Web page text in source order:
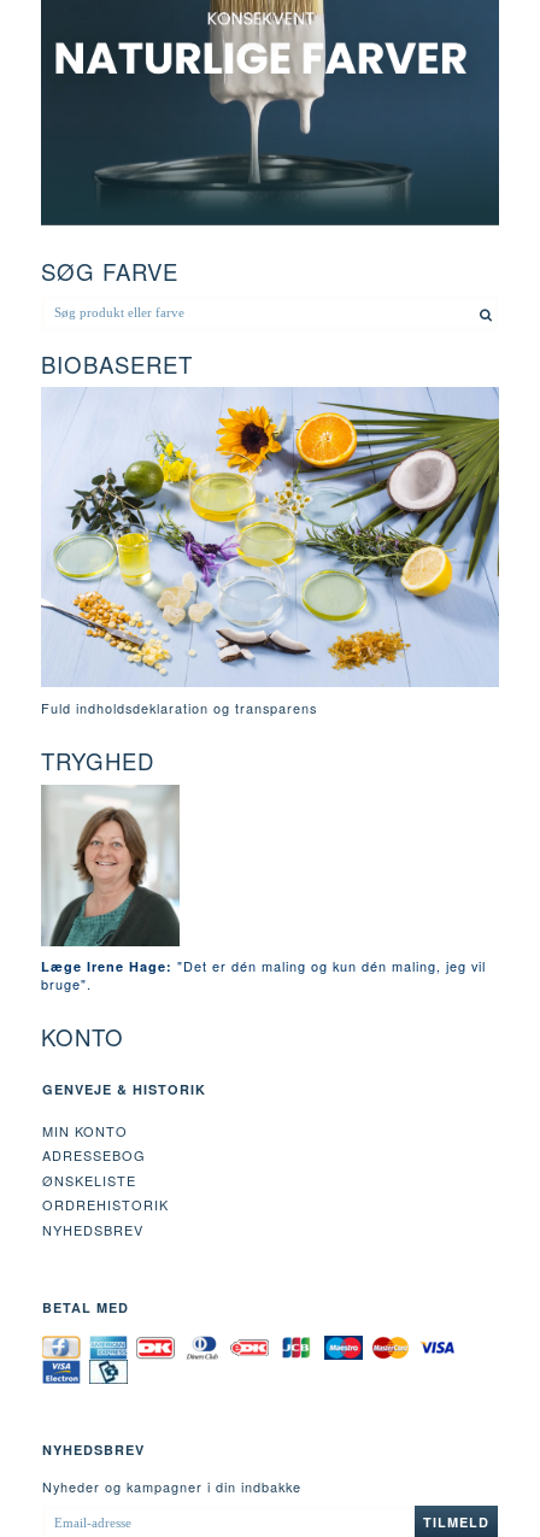
SØG FARVE
BIOBASERET
Fuld indholdsdeklaration og transparens
TRYGHED
Læge Irene Hage: "Det er dén maling og kun dén maling, jeg vil
bruge".
KONTO
GENVEJE & HISTORIK
MIN KONTO
ADRESSEBOG
ØNSKELISTE
ORDREHISTORIK
NYHEDSBREV
BETAL MED
NYHEDSBREV
Nyheder og kampagner i din indbakke
ADRESSE
TILMELD